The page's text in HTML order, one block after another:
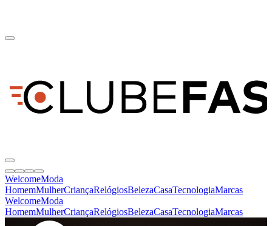
WelcomeModa
HomemMulherCriançaRelógiosBelezaCasaTecnologiaMarcas
WelcomeModa
HomemMulherCriançaRelógiosBelezaCasaTecnologiaMarcas